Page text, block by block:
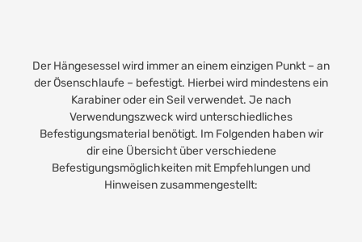
Der Hängesessel wird immer an einem einzigen Punkt – an
der Ösenschlaufe – befestigt. Hierbei wird mindestens ein
Karabiner oder ein Seil verwendet. Je nach
Verwendungszweck wird unterschiedliches
Befestigungsmaterial benötigt. Im Folgenden haben wir
dir eine Übersicht über verschiedene
Befestigungsmöglichkeiten mit Empfehlungen und
Hinweisen zusammengestellt: